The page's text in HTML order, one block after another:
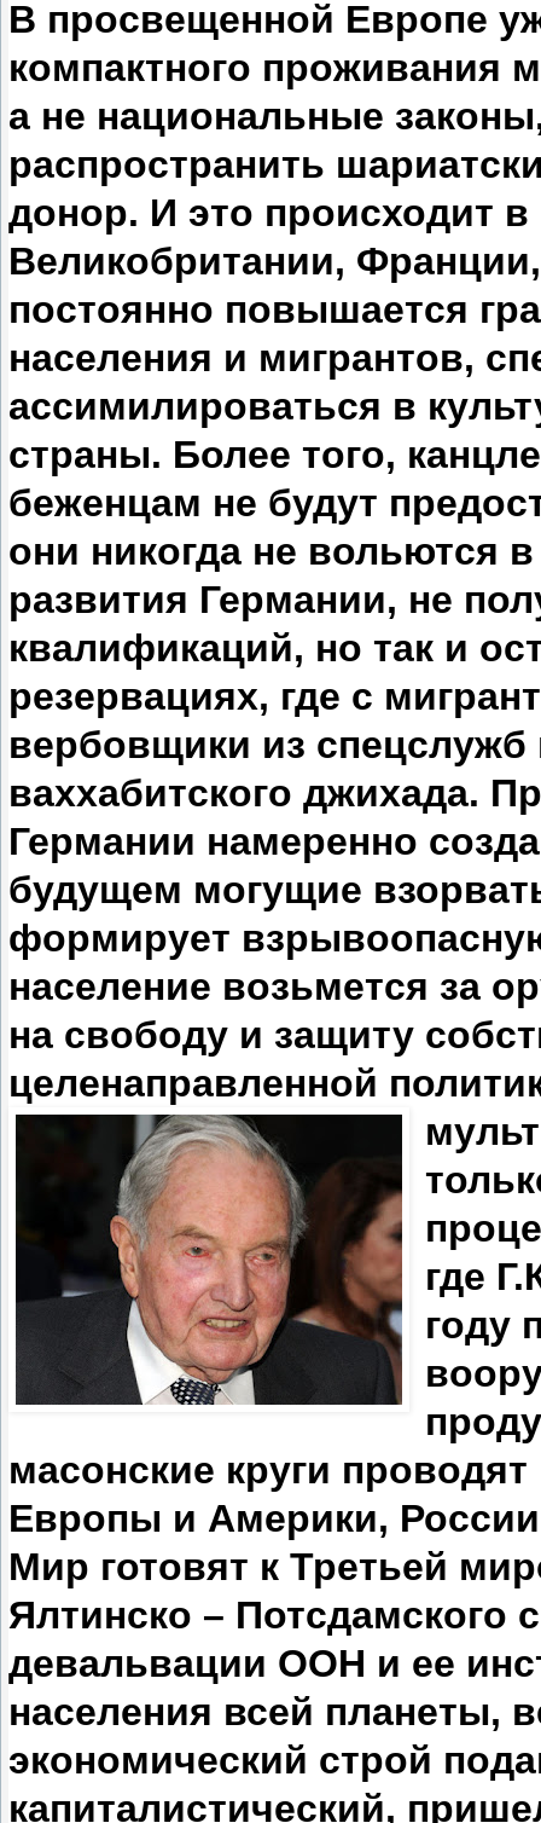
В просвещенной Европе
компактного проживания
а не национальные
распространить
донор. И это происходит
Великобритании,
постоянно повышается
населения и мигрантов,
ассимилироваться в
страны. Более того,
беженцам не будут
они никогда не вольются
развития Германии, не
квалификаций, но так и
резервациях, где с
вербовщики из
ваххабитского джихада.
Германии намеренно
будущем могущие
формирует
население возьмется за
на свободу и защиту
целенаправленной
где
году
масонские круги
Европы и Америки,
Мир готовят к Третьей
Ялтинско – Потсдамского
девальвации ООН и ее
населения всей планеты,
экономический строй
капиталистический,